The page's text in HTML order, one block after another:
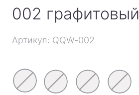
002 графитовый
Артикул: QQW-002